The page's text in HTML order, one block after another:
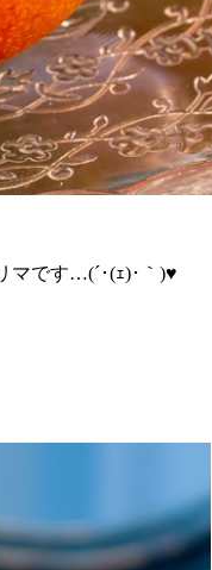
マです…(´･(ｪ)･｀)♥